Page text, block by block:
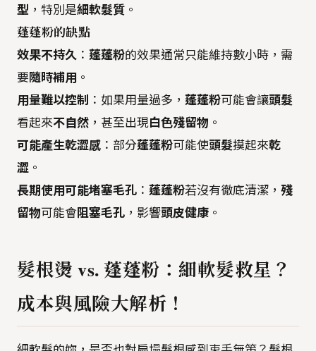
型 ，特別是細軟髮質 。
蓬蓬粉的缺點
效果不持久 ： 蓬蓬粉的效果通常只能維持數小時，需
要隨時補用 。
用量難以控制 ：如果用量過多， 蓬蓬粉可能會讓頭髮
看起來不自然 ，甚至出現白色殘留物 。
可能產生乾澀感 ：部分蓬蓬粉可能使頭髮摸起來乾
澀 。
長期使用可能堵塞毛孔 ： 蓬蓬粉若沒有徹底清潔， 殘
留物可能會阻塞毛孔 ，影響頭皮健康 。
髮根燙 vs. 蓬蓬粉：細軟髮救星？
成本與風險大解析！